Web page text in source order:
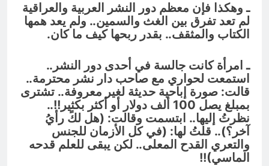
ـ وهكذا فإن معظم دور النشر العربية والعراقية
لم تعد تفرق بين الغث والسمين.. ولم يعد همها
الكتاب والمثقف.. بقدر ربحها كيف ما كان.
ـ امرأة كانت جالسة في أحدى دور النشر..
استمعت لحواري مع صاحب دار نشر محترمة..
قالت: صورة إباحية حديثة لغير معروفة.. تشترى
بمبلغ يصل 100 ألف دولار أو أكثر بكثير!!..
نظرتُ إليها.. ابتسمت وقالت: (هل لكً رأيُ
آخر؟).. قلتُ لها: (في كل الأزمان للجنس
والتعري القدح المعلى.. لكن يبقى للعلم قدحه
الماسي)!!